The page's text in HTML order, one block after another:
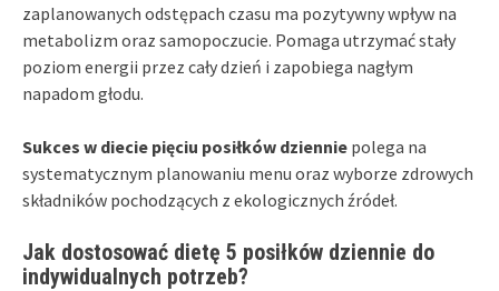
zaplanowanych odstępach czasu ma pozytywny wpływ na
metabolizm oraz samopoczucie. Pomaga utrzymać stały
poziom energii przez cały dzień i zapobiega nagłym
napadom głodu.
Sukces w diecie pięciu posiłków dziennie polega na
systematycznym planowaniu menu oraz wyborze zdrowych
składników pochodzących z ekologicznych źródeł.
Jak dostosować dietę 5 posiłków dziennie do
indywidualnych potrzeb?